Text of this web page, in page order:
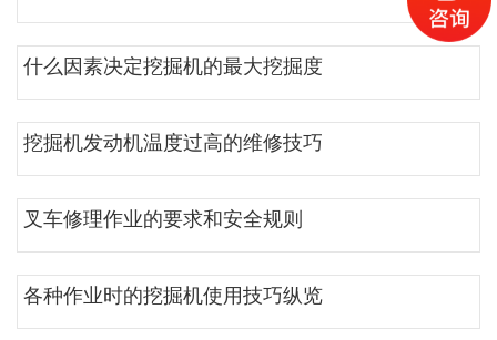
什么因素决定挖掘机的最大挖掘度
挖掘机发动机温度过高的维修技巧
叉车修理作业的要求和安全规则
各种作业时的挖掘机使用技巧纵览